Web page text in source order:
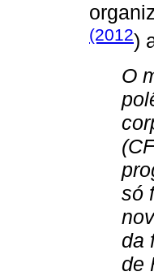
(2012)
O
só
da
de